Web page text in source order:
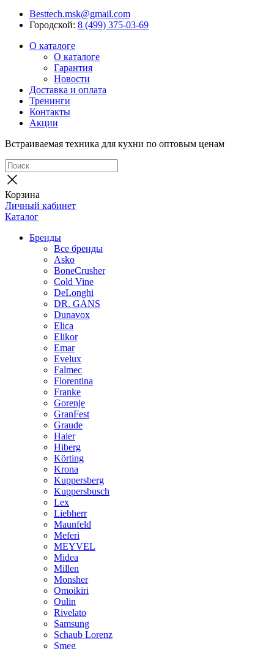
Besttech.msk@gmail.com
Городской: 8 (499) 375-03-69
О каталоге
О каталоге
Гарантия
Новости
Доставка и оплата
Тренинги
Контакты
Акции
Встраиваемая техника для кухни по оптовым ценам
Корзина
Личный кабинет
Каталог
Бренды
Все бренды
Asko
BoneCrusher
Cold Vine
DeLonghi
DR. GANS
Dunavox
Elica
Elikor
Emar
Evelux
Falmec
Florentina
Franke
Gorenje
GranFest
Graude
Haier
Hiberg
Körting
Krona
Kuppersberg
Kuppersbusch
Lex
Liebherr
Maunfeld
Meferi
MEYVEL
Midea
Millen
Monsher
Omoikiri
Oulin
Rivelato
Samsung
Schaub Lorenz
Smeg